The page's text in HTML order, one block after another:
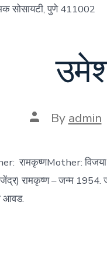
सोसायटी, पुणे 411002
Post
author
By admin
रामकृष्णMother: विजया
रामकृष्ण – जन्म 1954.
आवड.